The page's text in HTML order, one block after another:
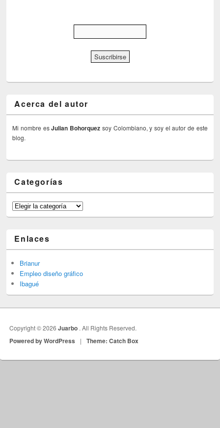
Acerca del autor
Mi nombre esJulian Bohorquez soy Colombiano, y soy el autor de este
blog.
Categorías
Categorías
Enlaces
Brianur
Empleo diseño gráfico
Ibagué
Copyright © 2026Juarbo . All Rights Reserved.
Powered by WordPress | Theme: Catch Box